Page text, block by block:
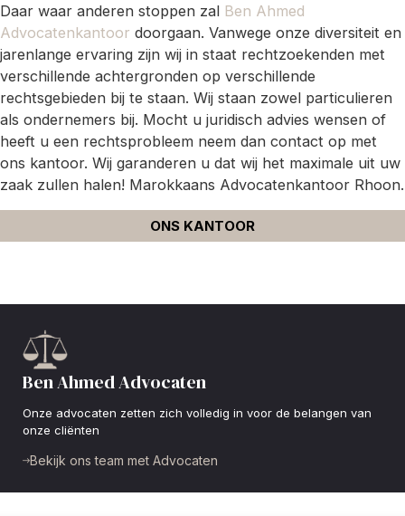
Daar waar anderen stoppen zal Ben Ahmed
Advocatenkantoor doorgaan. Vanwege onze diversiteit en
jarenlange ervaring zijn wij in staat rechtzoekenden met
verschillende achtergronden op verschillende
rechtsgebieden bij te staan. Wij staan zowel particulieren
als ondernemers bij. Mocht u juridisch advies wensen of
heeft u een rechtsprobleem neem dan contact op met
ons kantoor. Wij garanderen u dat wij het maximale uit uw
zaak zullen halen! Marokkaans Advocatenkantoor Rhoon.
ONS KANTOOR
Ben Ahmed Advocaten
Onze advocaten zetten zich volledig in voor de belangen van
onze cliënten
Bekijk ons team met Advocaten